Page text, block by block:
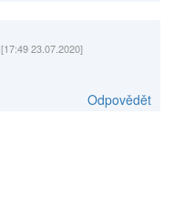
[17:49 23.07.2020]
Odpovědět